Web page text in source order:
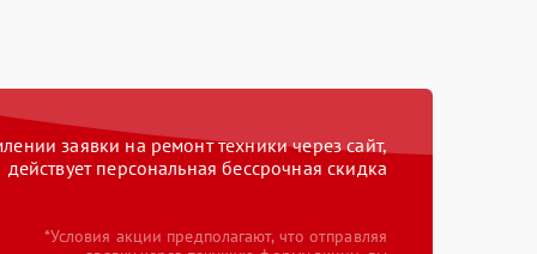
заявки на ремонт техники через сайт,
действует персональная бессрочная скидка
*Условия акции предполагают, что отправляя